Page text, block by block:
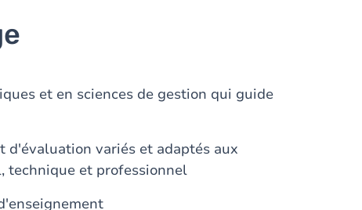
et en sciences de gestion qui guide
d'évaluation variés et adaptés aux
technique et professionnel